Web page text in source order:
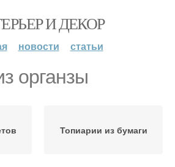
И ДЕКОР
новости статьи
органзы
Топиарии из бумаги